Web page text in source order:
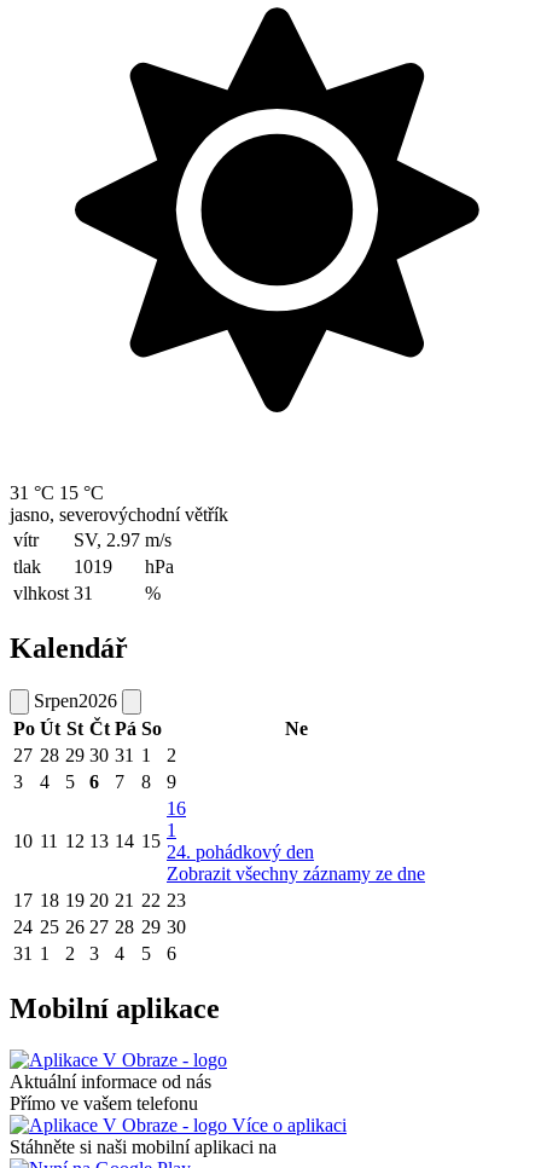
31 °C 15 °C
jasno, severovýchodní větřík
vítr
SV, 2.97 m/s
tlak
1019
hPa
vlhkost 31 %
Kalendář
Srpen2026
Po Út St Čt Pá So
Ne
27 28 29 30 31 1
2
3
4 5 6 7 8 9
10 11 12 13 14 15
16
1
24. pohádkový den
Zobrazit všechny záznamy ze dne
17 18 19 20 21 22 23
24 25 26 27 28 29 30
31 1 2 3 4 5 6
Mobilní aplikace
Aktuální informace od nás
Přímo ve vašem telefonu
Více o aplikaci
Stáhněte si naši mobilní aplikaci na